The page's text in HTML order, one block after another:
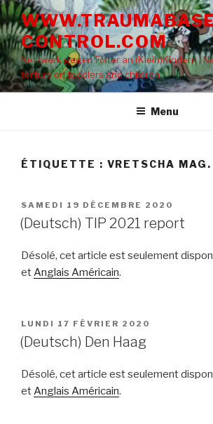
Aller
au
contenu
principal
CONTROL.COM
Netzwerk gegen Folter an (Klein)Kindern |
torture on toddlers and children
Menu
ÉTIQUETTE : VRETSCHA
PUBLIÉ
LE
SAMEDI 19 DÉCEMBRE 2020
(Deutsch) TIP 2021 report
Désolé, cet article est seulement
etAnglais Américain.
PUBLIÉ
LE
LUNDI 17 FÉVRIER 2020
(Deutsch) Den Haag
Désolé, cet article est seulement
etAnglais Américain.